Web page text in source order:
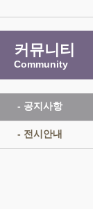
커뮤니티
Community
- 공지사항
- 전시안내